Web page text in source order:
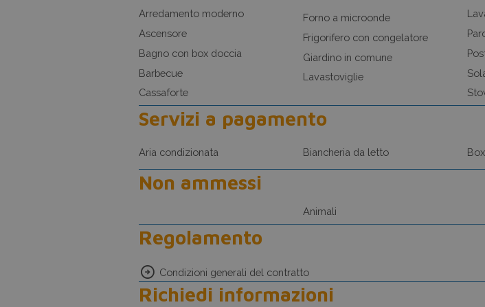
Arredamento moderno
Ascensore
Bagno con box doccia
Barbecue
Cassaforte
Forno a microonde
Frigorifero con congelatore
Giardino in comune
Lavastoviglie
Servizi a pagamento
Aria condizionata Biancheria da letto
Non ammessi
Animali
Regolamento
Condizioni generali del contratto
Richiedi informazioni